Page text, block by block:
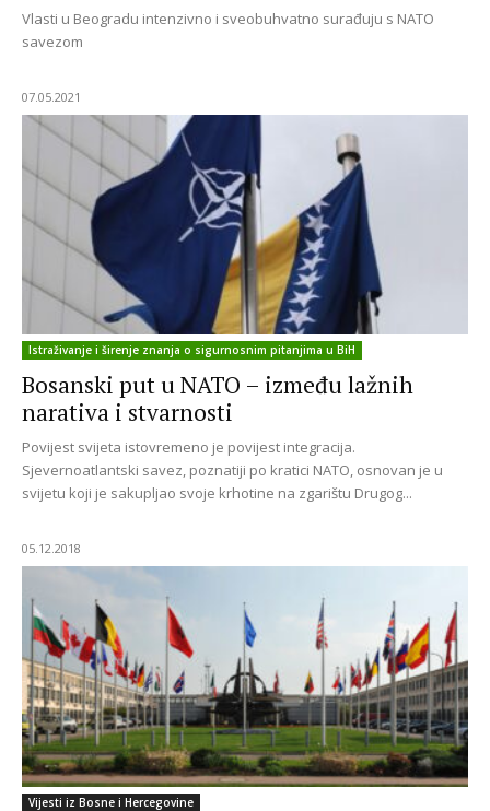
Vlasti u Beogradu intenzivno i sveobuhvatno surađuju s NATO
savezom
07.05.2021
Istraživanje i širenje znanja o sigurnosnim pitanjima u BiH
Bosanski put u NATO – između lažnih
narativa i stvarnosti
Povijest svijeta istovremeno je povijest integracija.
Sjevernoatlantski savez, poznatiji po kratici NATO, osnovan je u
svijetu koji je sakupljao svoje krhotine na zgarištu Drugog...
05.12.2018
Vijesti iz Bosne i Hercegovine